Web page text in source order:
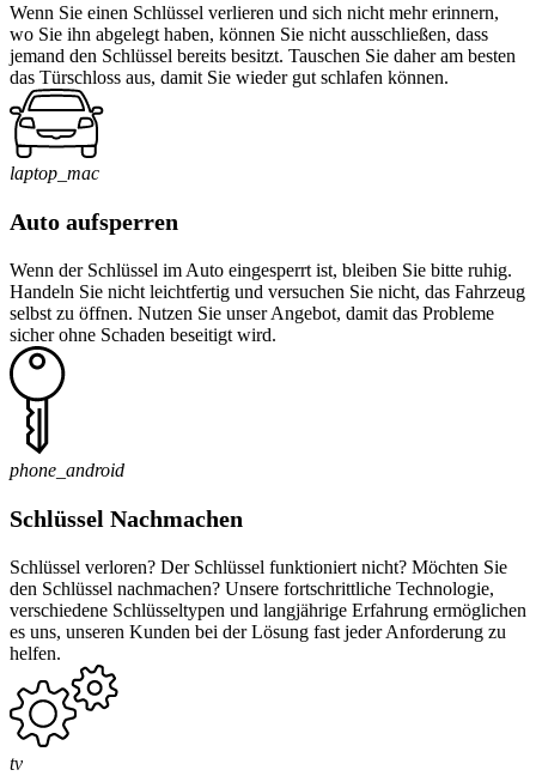
Wenn Sie einen Schlüssel verlieren und sich nicht mehr erinnern,
wo Sie ihn abgelegt haben, können Sie nicht ausschließen, dass
jemand den Schlüssel bereits besitzt. Tauschen Sie daher am besten
das Türschloss aus, damit Sie wieder gut schlafen können.
laptop_mac
Auto aufsperren
Wenn der Schlüssel im Auto eingesperrt ist, bleiben Sie bitte ruhig.
Handeln Sie nicht leichtfertig und versuchen Sie nicht, das Fahrzeug
selbst zu öffnen. Nutzen Sie unser Angebot, damit das Probleme
sicher ohne Schaden beseitigt wird.
phone_android
Schlüssel Nachmachen
Schlüssel verloren? Der Schlüssel funktioniert nicht? Möchten Sie
den Schlüssel nachmachen? Unsere fortschrittliche Technologie,
verschiedene Schlüsseltypen und langjährige Erfahrung ermöglichen
es uns, unseren Kunden bei der Lösung fast jeder Anforderung zu
helfen.
tv